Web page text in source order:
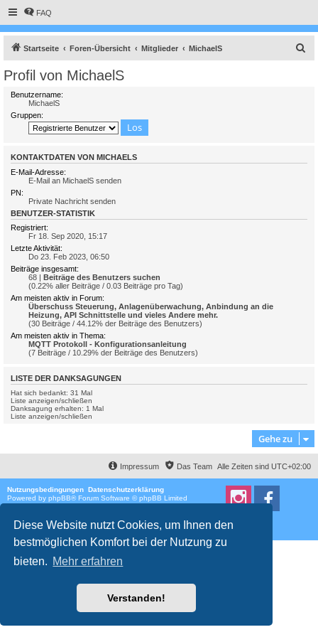
Diese Website nutzt Cookies, um Ihnen den
bestmöglichen Komfort bei der Nutzung zu
bieten. Mehr erfahren
Verstanden!
FAQ
Startseite Foren-Übersicht Mitglieder MichaelS
Profil von MichaelS
Benutzername:
MichaelS
Gruppen:
KONTAKTDATEN VON MICHAELS
E-Mail-Adresse:
E-Mail an MichaelS senden
PN:
Private Nachricht senden
BENUTZER-STATISTIK
Registriert:
Fr 18. Sep 2020, 15:17
Letzte Aktivität:
Do 23. Feb 2023, 06:50
Beiträge insgesamt:
68 | Beiträge des Benutzers suchen
(0.22% aller Beiträge / 0.03 Beiträge pro Tag)
Am meisten aktiv in Forum:
Überschuss Steuerung, Anlagenüberwachung, Anbindung an die
Heizung, API Schnittstelle und vieles Andere mehr.
(30 Beiträge / 44.12% der Beiträge des Benutzers)
Am meisten aktiv in Thema:
MQTT Protokoll - Konfigurationsanleitung
(7 Beiträge / 10.29% der Beiträge des Benutzers)
LISTE DER DANKSAGUNGEN
Hat sich bedankt: 31 Mal
Liste anzeigen/schließen
Danksagung erhalten: 1 Mal
Liste anzeigen/schließen
Gehe zu
Alle Zeiten sind UTC+02:00
Das Team
Impressum
Nutzungsbedingungen Datenschutzerklärung
Powered by phpBB® Forum Software © phpBB Limited
Datenschutz|Nutzungsbedingungen